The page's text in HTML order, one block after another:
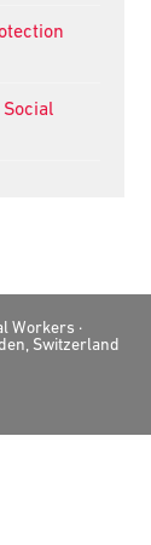
Workers ·
Switzerland